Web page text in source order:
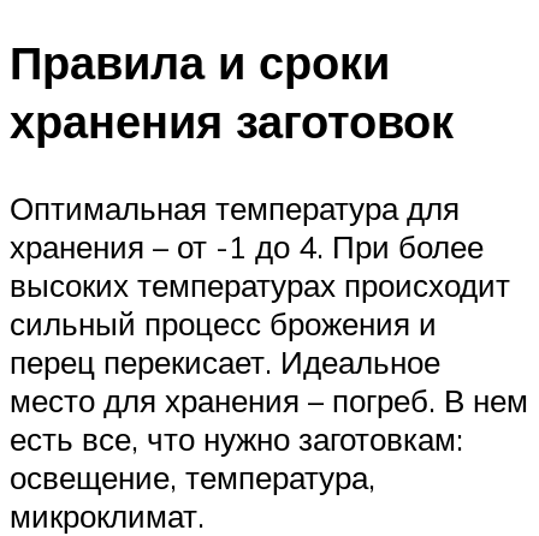
Правила и сроки
хранения заготовок
Оптимальная температура для
хранения – от -1 до 4. При более
высоких температурах происходит
сильный процесс брожения и
перец перекисает. Идеальное
место для хранения – погреб. В нем
есть все, что нужно заготовкам:
освещение, температура,
микроклимат.